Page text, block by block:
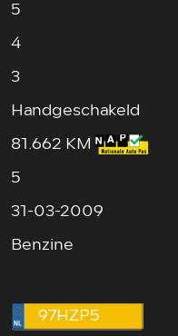
5
4
3
Handgeschakeld
81.662 KM
5
31-03-2009
Benzine
97HZP5